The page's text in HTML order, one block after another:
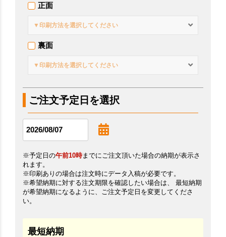
正面
▼印刷方法を選択してください
裏面
▼印刷方法を選択してください
ご注文予定日を選択
※予定日の午前10時までにご注文頂いた場合の納期が表示さ
れます。
※印刷ありの場合は注文時にデータ入稿が必要です。
※希望納期に対する注文期限を確認したい場合は、 最短納期
が希望納期になるように、ご注文予定日を変更してくださ
い。
最短納期